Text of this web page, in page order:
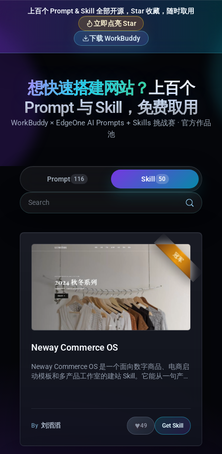
上百个 Prompt & Skill 全部开源，Star 收藏，随时取用
立即点亮 Star
下载 WorkBuddy
想快速搭建网站？上百个
Prompt 与 Skill，免费取用
WorkBuddy × EdgeOne AI Prompts + Skills 挑战赛 · 官方作品
池
Prompt 116 Skill 50
冠军
Neway Commerce OS
Neway Commerce OS 是一个面向数字商品、电商启
动模板和多产品工作室的建站 Skill。它能从一句产品
用 Skill，帮助独立开发者、Indie Hacker 和创作者快
速启动可展示、可变现、可扩展的网站。亮点包括
By 刘滔滔 ♥49 Get Skill